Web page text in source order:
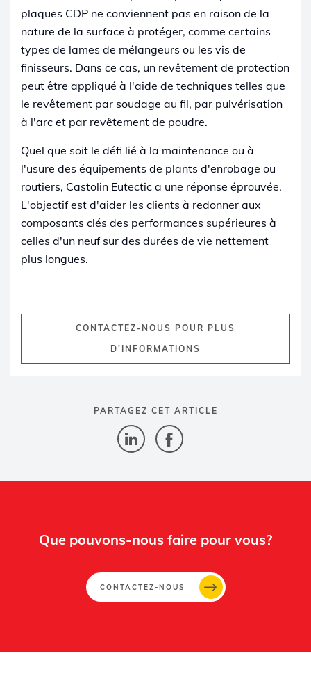
plaques CDP ne conviennent pas en raison de la
nature de la surface à protéger, comme certains
types de lames de mélangeurs ou les vis de
finisseurs. Dans ce cas, un revêtement de protection
peut être appliqué à l'aide de techniques telles que
le revêtement par soudage au fil, par pulvérisation
à l'arc et par revêtement de poudre.
Quel que soit le défi lié à la maintenance ou à
l'usure des équipements de plants d'enrobage ou
routiers, Castolin Eutectic a une réponse éprouvée.
L'objectif est d'aider les clients à redonner aux
composants clés des performances supérieures à
celles d'un neuf sur des durées de vie nettement
plus longues.
CONTACTEZ-NOUS POUR PLUS
D'INFORMATIONS
PARTAGEZ CET ARTICLE
Que pouvons-nous faire pour vous?
CONTACTEZ-NOUS